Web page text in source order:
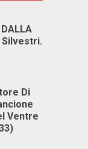
DALLA
Silvestri.
Di
Ventre